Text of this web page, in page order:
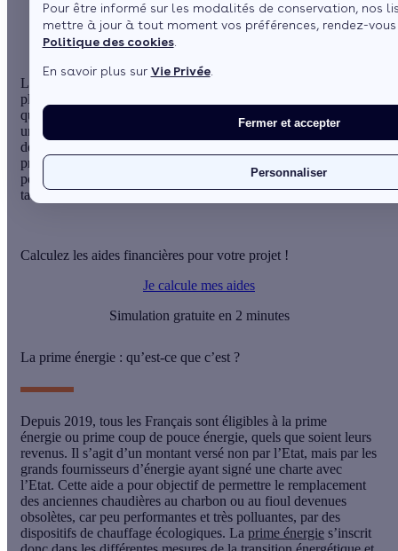
Pour être informé sur les modalités de conservation, nos
mettre à jour à tout moment vos préférences, rendez-
Politique des cookies.
En savoir plus sur Vie Privée.
Fermer et accepter
Personnaliser
L’essentiel à savoir sur la pompe à chaleur
Voir plus
La pompe à chaleur
plus appréciés aujourd’hui. Encore confidentielle il y a
quelques années, elle connaît un succès croissant. En installant
une PAC, vous pouvez, sous condition, bénéficier du dispositif
de la
prime est combinable avec d’autres aides, dont le crédit d’impôt
pour la transition écologique, l’éco PTZ ou encore la TVA à
taux réduit.
Calculez les aides financières pour votre projet !
Je calcule mes aides
Simulation gratuite en 2 minutes
La prime énergie : qu’est-ce que c’est ?
Depuis 2019, tous les Français sont éligibles à la prime
énergie ou prime coup de pouce énergie, quels que soient leurs
revenus. Il s’agit d’un montant versé non par l’Etat, mais par les
grands fournisseurs d’énergie ayant signé une charte avec
l’Etat. Cette aide a pour objectif de permettre le remplacement
des anciennes chaudières au charbon ou au fioul devenues
obsolètes, car peu performantes et très polluantes, par des
dispositifs de chauffage écologiques. La prime énergie s’inscrit